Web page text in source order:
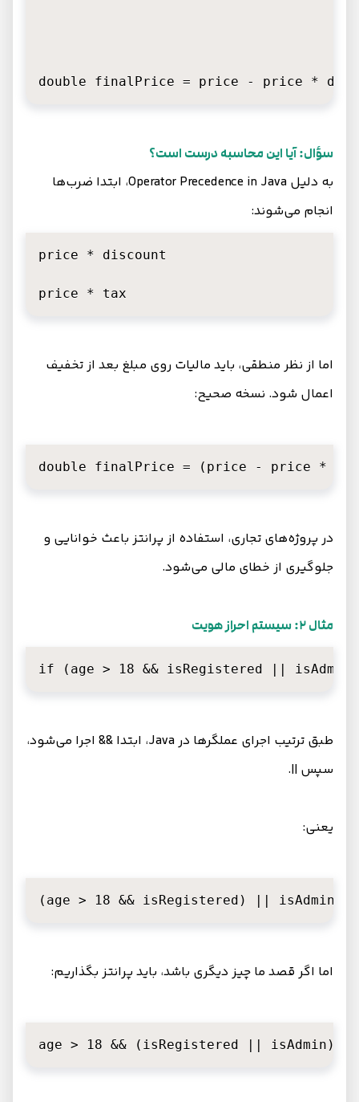
double finalPrice = price - price *
سؤال: آیا این محاسبه درست است؟
به دلیل Operator Precedence in Java، ابتدا ضرب‌ها
انجام می‌شوند:
price * discount
price * tax
اما از نظر منطقی، باید مالیات روی مبلغ بعد از تخفیف
اعمال شود. نسخه صحیح:
double finalPrice = (price - price *
در پروژه‌های تجاری، استفاده از پرانتز باعث خوانایی و
جلوگیری از خطای مالی می‌شود.
مثال 2: سیستم احراز هویت
if (age > 18 && isRegistered || isAdmin)
طبق ترتیب اجرای عملگرها در Java، ابتدا && اجرا می‌شود،
سپس ||.
یعنی:
(age > 18 && isRegistered) || isAdmin
اما اگر قصد ما چیز دیگری باشد، باید پرانتز بگذاریم:
age > 18 && (isRegistered || isAdmin)